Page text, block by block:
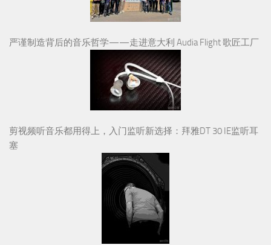
严谨制造背后的音乐哲学——走进意大利 Audia Flight 歌匠工厂
剪视频听音乐都用得上，入门监听新选择：拜雅DT 30 IE监听耳
塞